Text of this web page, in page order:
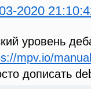
2020
уровень
mpv.io/
дописать